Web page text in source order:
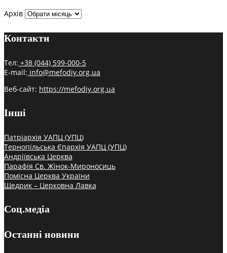
Архів
Контакти
Тел: +38 (044) 599-000-5
E-mail: info@mefodiy.org.ua
Веб-сайт: https://mefodiy.org.ua
Інші
Патріархія УАПЦ (УПЦ)
Тернопільська Єпархія УАПЦ (УПЦ)
Андріївська Церква
Парафія Св. Жінок-Мироносиць
Помісна Церква України
Щедрик – Церковна Лавка
Соц.медіа
Останні новини